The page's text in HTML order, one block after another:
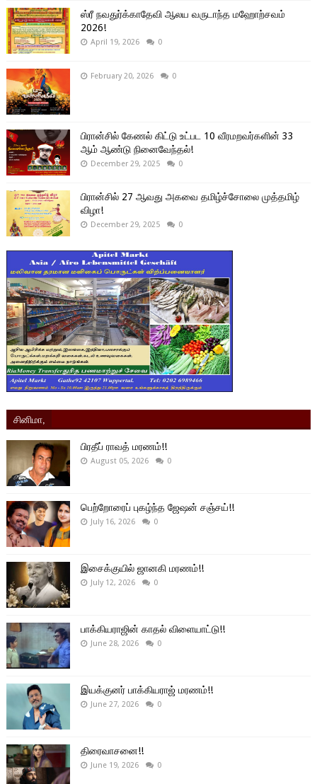
ஸ்ரீ நவதுர்க்காதேவி ஆலய வருடாந்த மஹோற்சவம்
2026!
April 19, 2026 0
February 20, 2026 0
பிரான்சில் கேணல் கிட்டு உட்பட 10 வீரமறவர்களின் 33
ஆம் ஆண்டு நினைவேந்தல்!
December 29, 2025 0
பிரான்சில் 27 ஆவது அகவை தமிழ்ச்சோலை முத்தமிழ்
விழா!
December 29, 2025 0
சினிமா,
பிரதீப் ராவத் மரணம்!!
August 05, 2026 0
பெற்றோரைப் புகழ்ந்த ஜேஷன் சஞ்சய்!!
July 16, 2026 0
இசைக்குயில் ஜானகி மரணம்!!
July 12, 2026 0
பாக்கியராஜின் காதல் விளையாட்டு!!
June 28, 2026 0
இயக்குனர் பாக்கியராஜ் மரணம்!!
June 27, 2026 0
திரைவாசனை!!
June 19, 2026 0